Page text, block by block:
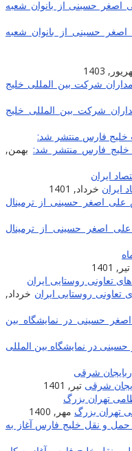
حسینی از بانوان شعبه
1403
شرکت بین المللی خلیج
فارس منتشر شد: بهمن,
ایران خرداد, 1401
اصغر حسینی از ترمینال
تیر, 1401
تعاونی روستایی ایران خرداد,
در نمایشگاه بین المللی
شرقی تیر, 1401
تهران بزرگ مهر, 1400